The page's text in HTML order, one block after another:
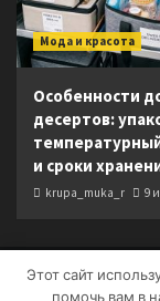
Мода и красота
Особенности
десертов:
и сроки
krupa_muka_r 9
Copyright ©
Этот сайт
помочь вам в